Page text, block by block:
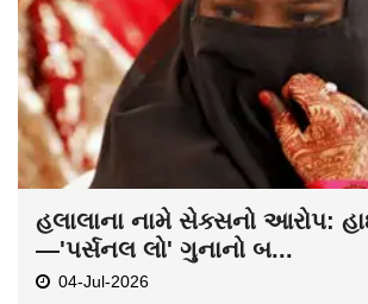
હલાલાના નામે સેક્સનો આરોપ:
—'પર્સનલ લો' ગુનાનો બ...
04-Jul-2026